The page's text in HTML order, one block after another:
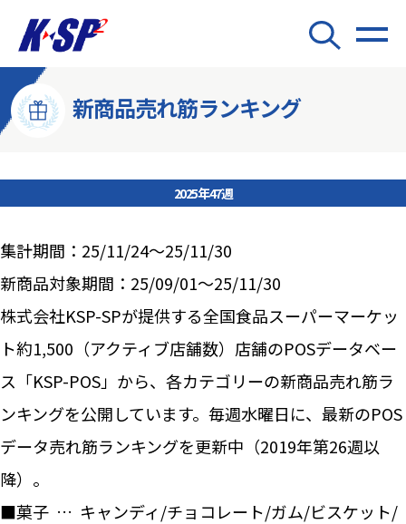
新商品売れ筋ランキング
2025年47週
集計期間：25/11/24～25/11/30
新商品対象期間：25/09/01～25/11/30
株式会社KSP-SPが提供する全国食品スーパーマーケッ
ト約1,500（アクティブ店舗数）店舗のPOSデータベー
ス「KSP-POS」から、各カテゴリーの新商品売れ筋ラ
ンキングを公開しています。毎週水曜日に、最新のPOS
データ売れ筋ランキングを更新中（2019年第26週以
降）。
■菓子 … キャンディ/チョコレート/ガム/ビスケット/